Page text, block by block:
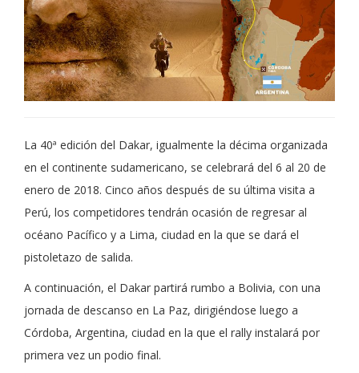
La 40ª edición del Dakar, igualmente la décima organizada
en el continente sudamericano, se celebrará del 6 al 20 de
enero de 2018. Cinco años después de su última visita a
Perú, los competidores tendrán ocasión de regresar al
océano Pacífico y a Lima, ciudad en la que se dará el
pistoletazo de salida.
A continuación, el Dakar partirá rumbo a Bolivia, con una
jornada de descanso en La Paz, dirigiéndose luego a
Córdoba, Argentina, ciudad en la que el rally instalará por
primera vez un podio final.